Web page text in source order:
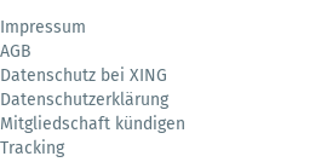
Impressum
AGB
Datenschutz bei XING
Datenschutzerklärung
Mitgliedschaft kündigen
Tracking